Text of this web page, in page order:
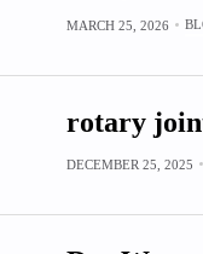
MARCH 25, 2026
rotary
DECEMBER 25, 2025